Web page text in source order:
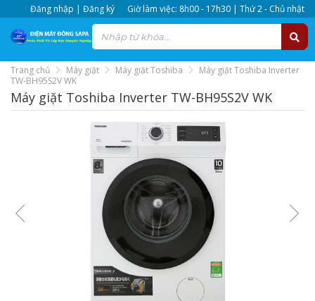
Đăng nhập | Đăng ký Giờ làm việc: 8h00 - 17h30 | Thứ 2 - Chủ nhật
Trang chủ Máy giặt Máy giặt Toshiba
Máy giặt Toshiba Inverter
TW-BH95S2V WK
Máy giặt Toshiba Inverter TW-BH95S2V WK